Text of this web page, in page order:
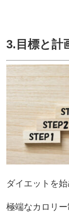
3.目標と計
ダイエットを
極端なカロリ